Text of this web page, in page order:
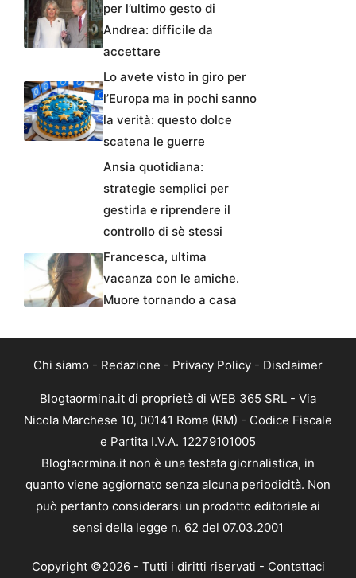
per l’ultimo gesto di
Andrea: difficile da
accettare
Lo avete visto in giro per
l’Europa ma in pochi sanno
la verità: questo dolce
scatena le guerre
Ansia quotidiana:
strategie semplici per
gestirla e riprendere il
controllo di sè stessi
Francesca, ultima
vacanza con le amiche.
Muore tornando a casa
Chi siamo - Redazione - Privacy Policy - Disclaimer
Blogtaormina.it di proprietà di WEB 365 SRL - Via
Nicola Marchese 10, 00141 Roma (RM) - Codice Fiscale
e Partita I.V.A. 12279101005
Blogtaormina.it non è una testata giornalistica, in
quanto viene aggiornato senza alcuna periodicità. Non
può pertanto considerarsi un prodotto editoriale ai
sensi della legge n. 62 del 07.03.2001
Copyright ©2026 - Tutti i diritti riservati - Contattaci